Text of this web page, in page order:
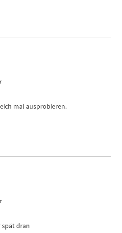
mal ausprobieren.
spät dran